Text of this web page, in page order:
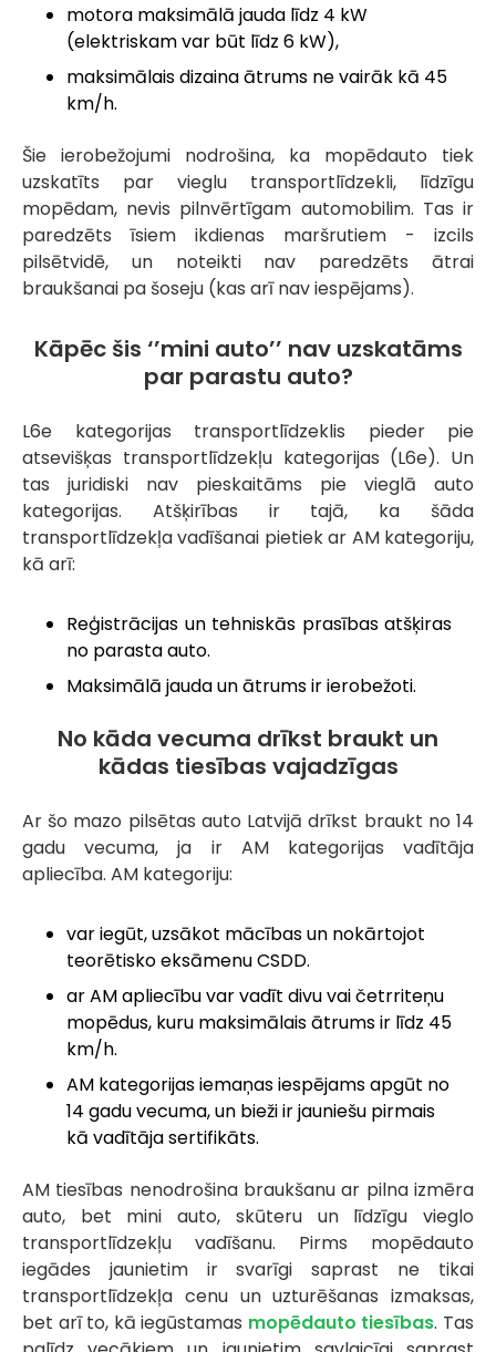
motora maksimālā jauda līdz 4 kW
(elektriskam var būt līdz 6 kW),
maksimālais dizaina ātrums ne vairāk kā 45
km/h.
Šie ierobežojumi nodrošina, ka mopēdauto tiek
uzskatīts par vieglu transportlīdzekli, līdzīgu
mopēdam, nevis pilnvērtīgam automobilim. Tas ir
paredzēts īsiem ikdienas maršrutiem - izcils
pilsētvidē, un noteikti nav paredzēts ātrai
braukšanai pa šoseju (kas arī nav iespējams).
Kāpēc šis ‘’mini auto’’ nav uzskatāms
par parastu auto?
L6e kategorijas transportlīdzeklis pieder pie
atsevišķas transportlīdzekļu kategorijas (L6e). Un
tas juridiski nav pieskaitāms pie vieglā auto
kategorijas. Atšķirības ir tajā, ka šāda
transportlīdzekļa vadīšanai pietiek ar AM kategoriju,
kā arī:
Reģistrācijas un tehniskās prasības atšķiras
no parasta auto.
Maksimālā jauda un ātrums ir ierobežoti.
No kāda vecuma drīkst braukt un
kādas tiesības vajadzīgas
Ar šo mazo pilsētas auto Latvijā drīkst braukt no 14
gadu vecuma, ja ir AM kategorijas vadītāja
apliecība. AM kategoriju:
var iegūt, uzsākot mācības un nokārtojot
teorētisko eksāmenu CSDD.
ar AM apliecību var vadīt divu vai četrriteņu
mopēdus, kuru maksimālais ātrums ir līdz 45
km/h.
AM kategorijas iemaņas iespējams apgūt no
14 gadu vecuma, un bieži ir jauniešu pirmais
kā vadītāja sertifikāts.
AM tiesības nenodrošina braukšanu ar pilna izmēra
auto, bet mini auto, skūteru un līdzīgu vieglo
transportlīdzekļu vadīšanu. Pirms mopēdauto
iegādes jaunietim ir svarīgi saprast ne tikai
transportlīdzekļa cenu un uzturēšanas izmaksas,
bet arī to, kā iegūstamas mopēdauto tiesības. Tas